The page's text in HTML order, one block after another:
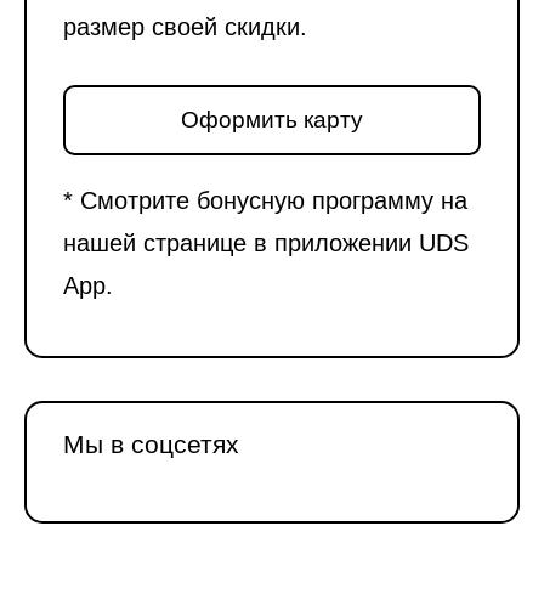
размер своей скидки.
Оформить карту
* Смотрите бонусную программу на
нашей странице в приложении UDS
App.
Мы в соцсетях